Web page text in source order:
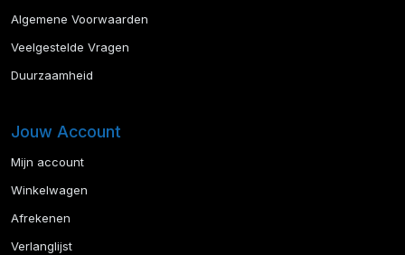
Algemene Voorwaarden
Veelgestelde Vragen
Duurzaamheid
Jouw Account
Mijn account
Winkelwagen
Afrekenen
Verlanglijst